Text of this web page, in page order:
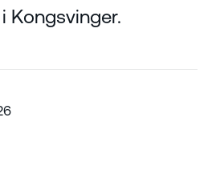
Kongsvinger.